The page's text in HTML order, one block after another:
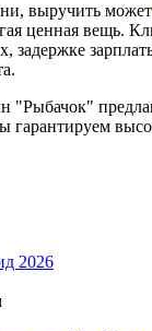
выручить может
ценная вещь.
задержке
"Рыбачок"
2026